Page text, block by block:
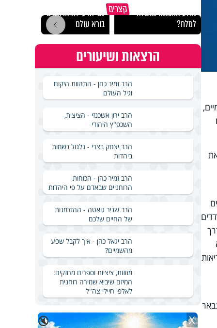
קצרים
מדוע האמונה נמשלה
למלח?
גם ׳הרע׳ זה הרחמים של
בורא עולם
הרצאות ושיעורים
הרב זמיר כהן - התהוות היקום
וגיל העולם
הרב ירון אשכנזי - הציצית,
השכפ"ץ היהודי
הרב יצחק בצרי - גלגול נשמות
ביהדות
הרב זמיר כהן - הכוחות
הרוחניים שבאדם על פי היהדות
הרב שניר גואטה - ההזדמנות
של החיים שלכם
הרב יגאל כהן - איך לקבל שפע
מהשמיים?
מזוזות, ציציות וספרים מחזקים:
המיזם שיביא שמירה רוחנית
לאלפי חיילי צה"ל
🔇 X